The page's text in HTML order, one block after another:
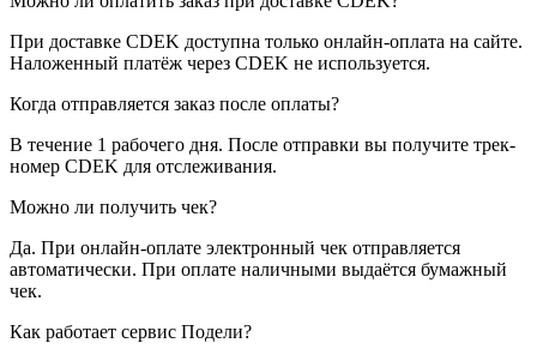
При доставке CDEK доступна только онлайн-оплата на сайте.
Наложенный платёж через CDEK не используется.
Когда отправляется заказ после оплаты?
В течение 1 рабочего дня. После отправки вы получите трек-
номер CDEK для отслеживания.
Можно ли получить чек?
Да. При онлайн-оплате электронный чек отправляется
автоматически. При оплате наличными выдаётся бумажный
чек.
Как работает сервис Подели?